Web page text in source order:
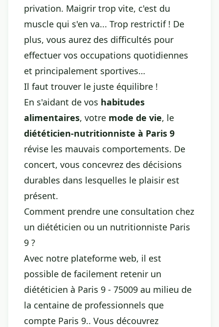
privation. Maigrir trop vite, c'est du
muscle qui s'en va... Trop restrictif ! De
plus, vous aurez des difficultés pour
effectuer vos occupations quotidiennes
et principalement sportives…
Il faut trouver le juste équilibre !
En s'aidant de vos habitudes
alimentaires, votre mode de vie, le
diététicien-nutritionniste à Paris 9
révise les mauvais comportements. De
concert, vous concevrez des décisions
durables dans lesquelles le plaisir est
présent.
Comment prendre une consultation chez
un diététicien ou un nutritionniste Paris
9 ?
Avec notre plateforme web, il est
possible de facilement retenir un
diététicien à Paris 9 - 75009 au milieu de
la centaine de professionnels que
compte Paris 9.. Vous découvrez